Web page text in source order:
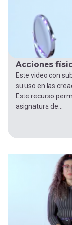
Mobile]
Menú
entrar
mi
cuenta
Acciones
Este video con
su uso en las
Este recurso
asignatura de...